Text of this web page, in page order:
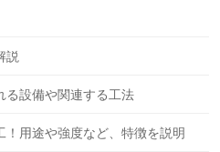
説
る設備や関連する工法
用途や強度など、特徴を説明